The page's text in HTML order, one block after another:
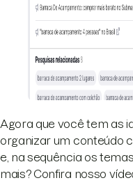
Agora que você tem as
organizar um conteúdo
e, na sequência os
mais? Confira nosso